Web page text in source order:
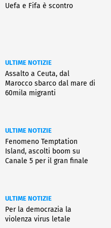
Uefa e Fifa è scontro
ULTIME NOTIZIE
Assalto a Ceuta, dal
Marocco sbarco dal mare di
60mila migranti
ULTIME NOTIZIE
Fenomeno Temptation
Island, ascolti boom su
Canale 5 per il gran finale
ULTIME NOTIZIE
Per la democrazia la
violenza virus letale